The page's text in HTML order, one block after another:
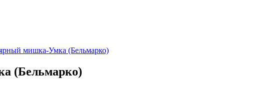
мишка-Умка (Бельмарко)
(Бельмарко)